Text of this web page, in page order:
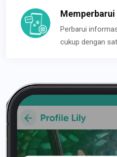
Perbarui
cukup dengan